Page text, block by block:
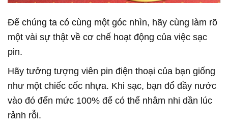
Để chúng ta có cùng một góc nhìn, hãy cùng làm rõ
một vài sự thật về cơ chế hoạt động của việc sạc
pin.
Hãy tưởng tượng viên pin điện thoại của bạn giống
như một chiếc cốc nhựa. Khi sạc, bạn đổ đầy nước
vào đó đến mức 100% để có thể nhâm nhi dần lúc
rảnh rỗi.